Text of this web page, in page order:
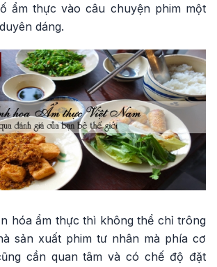
ẩm thực vào câu chuyện phim một
dáng.
hóa ẩm thực thì không thể chỉ trông
sản xuất phim tư nhân mà phía cơ
cần quan tâm và có chế độ đặt